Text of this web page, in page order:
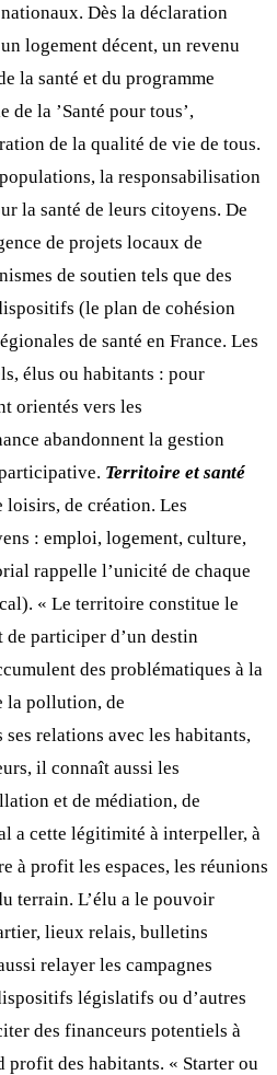
Dès la déclaration
logement décent, un revenu
la santé et du programme
de la ’Santé pour tous’,
de la qualité de vie de tous.
la responsabilisation
la santé de leurs citoyens. De
de projets locaux de
de soutien tels que des
(le plan de cohésion
de santé en France. Les
élus ou habitants : pour
orientés vers les
abandonnent la gestion
Territoire et santé
loisirs, de création. Les
: emploi, logement, culture,
rappelle l’unicité de chaque
« Le territoire constitue le
participer d’un destin
des problématiques à la
la pollution, de
relations avec les habitants,
il connaît aussi les
et de médiation, de
a cette légitimité à interpeller, à
à profit les espaces, les réunions
terrain. L’élu a le pouvoir
lieux relais, bulletins
relayer les campagnes
législatifs ou d’autres
des financeurs potentiels à
des habitants. « Starter ou